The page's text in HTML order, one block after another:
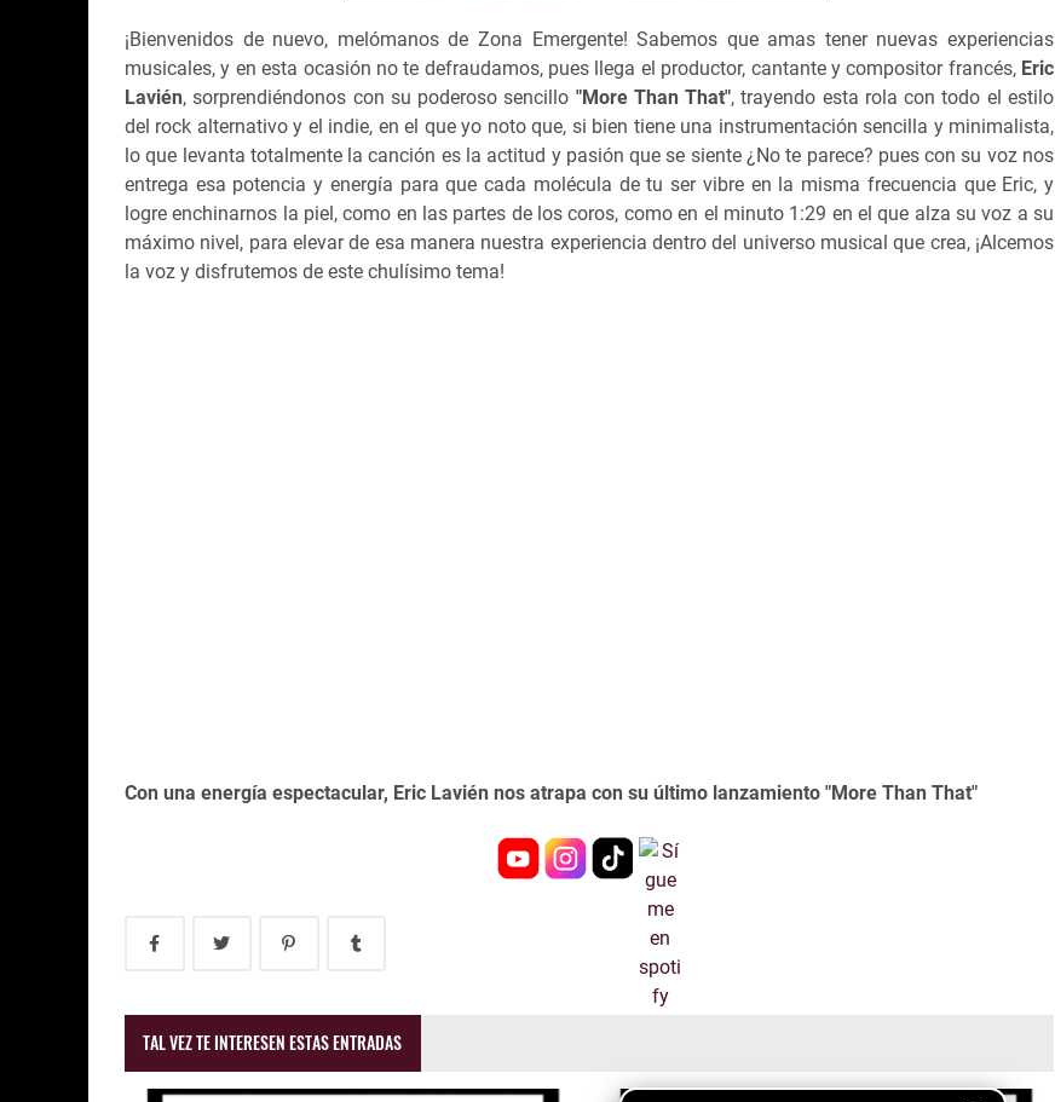
¡Bienvenidos de nuevo, melómanos de Zona Emergente! Sabemos que amas tener nuevas experiencias
musicales, y en esta ocasión no te defraudamos, pues llega el productor, cantante y compositor francés, Eric
Lavién, sorprendiéndonos con su poderoso sencillo "More Than That", trayendo esta rola con todo el estilo
del rock alternativo y el indie, en el que yo noto que, si bien tiene una instrumentación sencilla y minimalista,
lo que levanta totalmente la canción es la actitud y pasión que se siente ¿No te parece? pues con su voz nos
entrega esa potencia y energía para que cada molécula de tu ser vibre en la misma frecuencia que Eric, y
logre enchinarnos la piel, como en las partes de los coros, como en el minuto 1:29 en el que alza su voz a su
máximo nivel, para elevar de esa manera nuestra experiencia dentro del universo musical que crea, ¡Alcemos
la voz y disfrutemos de este chulísimo tema!
Con una energía espectacular, Eric Lavién nos atrapa con su último lanzamiento "More Than That"
TAL VEZ TE INTERESEN ESTAS ENTRADAS